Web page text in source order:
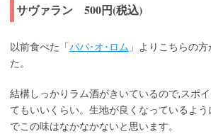
サヴァラン 500円(税込)
以前食べた「ババ･オ･ロム 」よりこちらの
た。
結構しっかりラム酒がきいているので,スポ
てもいいくらい。生地が良くなっているよ
でこの味はなかなかないと思います。